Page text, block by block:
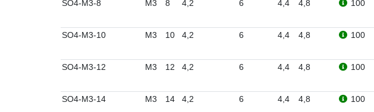
SO4-M3-8 M3 8 4,2 6 4,4 4,8 100
SO4-M3-10 M3 10 4,2 6 4,4 4,8 100
SO4-M3-12 M3 12 4,2 6 4,4 4,8 100
SO4-M3-14 M3 14 4,2 6 4,4 4,8 100